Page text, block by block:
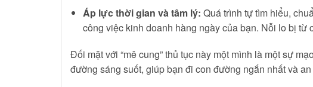
Áp lực thời gian và tâm lý: Quá trình tự tìm hiểu,
công việc kinh doanh hàng ngày của bạn. Nỗi lo bị từ
Đối mặt với “mê cung” thủ tục này một mình là một sự
đường sáng suốt, giúp bạn đi con đường ngắn nhất và